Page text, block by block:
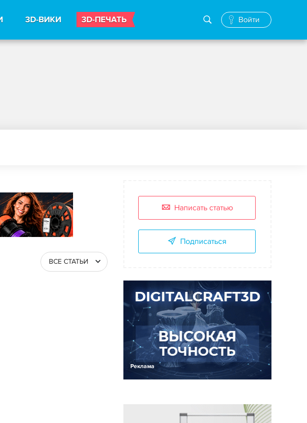
3D-ВИКИ 3D-ПЕЧАТЬ Войти
ВСЕ СТАТЬИ
Написать статью
Подписаться
Реклама